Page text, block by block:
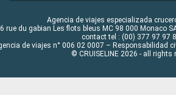
Agencia de viajes especializada
rue du gabian Les flots bleus MC 98 000 Monaco
contact tel : (00) 377 97 97
de viajes n° 006 02 0007 – Responsabilidad
© CRUISELINE 2026 - all rights